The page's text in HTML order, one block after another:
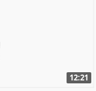
12:21